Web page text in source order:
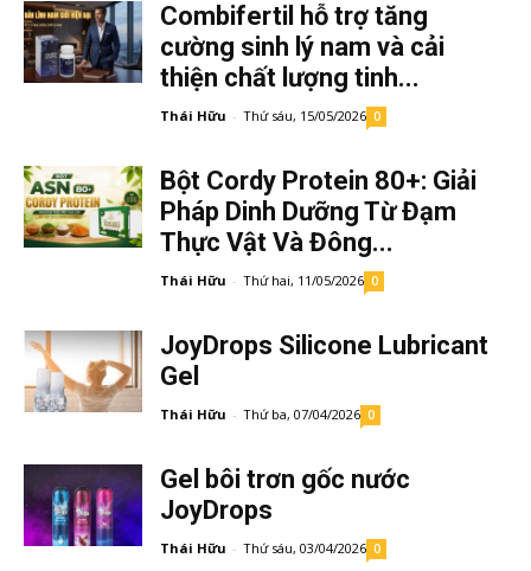
Combifertil hỗ trợ tăng
cường sinh lý nam và cải
thiện chất lượng tinh...
Thái Hữu - Thứ sáu, 15/05/2026 0
Bột Cordy Protein 80+: Giải
Pháp Dinh Dưỡng Từ Đạm
Thực Vật Và Đông...
Thái Hữu - Thứ hai, 11/05/2026 0
JoyDrops Silicone Lubricant
Gel
Thái Hữu - Thứ ba, 07/04/2026 0
Gel bôi trơn gốc nước
JoyDrops
Thái Hữu - Thứ sáu, 03/04/2026 0